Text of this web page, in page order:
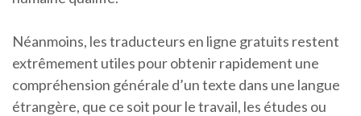
Néanmoins, les traducteurs en ligne gratuits restent
extrêmement utiles pour obtenir rapidement une
compréhension générale d’un texte dans une langue
étrangère, que ce soit pour le travail, les études ou